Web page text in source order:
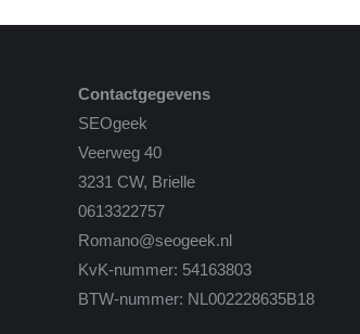
Contactgegevens
SEOgeek
Veerweg 40
3231 CW, Brielle
0613322757
Romano@seogeek.nl
KvK-nummer: 54163803
BTW-nummer: NL002228635B18